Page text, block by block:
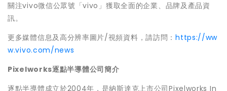
關注vivo微信公眾號「vivo」獲取全面的企業、品牌及產品資
訊。
更多媒體信息及高分辨率圖片/視頻資料，請訪問：https://ww
w.vivo.com/news
Pixelworks逐點半導體公司簡介
逐點半導體成立於2004年，是納斯達克上市公司Pixelworks In